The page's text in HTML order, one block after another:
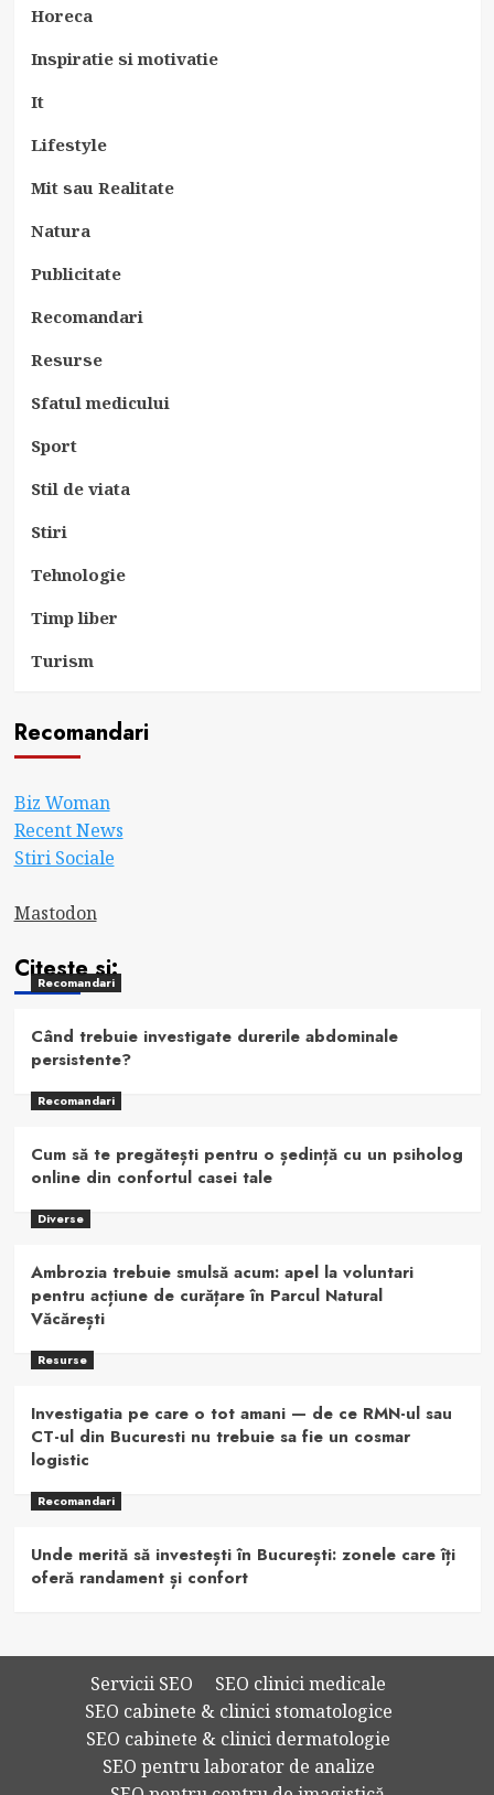
Horeca
Inspiratie si motivatie
It
Lifestyle
Mit sau Realitate
Natura
Publicitate
Recomandari
Resurse
Sfatul medicului
Sport
Stil de viata
Stiri
Tehnologie
Timp liber
Turism
Recomandari
Biz Woman
Recent News
Stiri Sociale
Mastodon
Citeste si:
Recomandari
Când trebuie investigate durerile abdominale
persistente?
Recomandari
Cum să te pregătești pentru o ședință cu un psiholog
online din confortul casei tale
Diverse
Ambrozia trebuie smulsă acum: apel la voluntari
pentru acțiune de curățare în Parcul Natural
Văcărești
Resurse
Investigatia pe care o tot amani — de ce RMN-ul sau
CT-ul din Bucuresti nu trebuie sa fie un cosmar
logistic
Recomandari
Unde merită să investești în București: zonele care îți
oferă randament și confort
Servicii SEO
SEO clinici medicale
SEO cabinete & clinici stomatologice
SEO cabinete & clinici dermatologie
SEO pentru laborator de analize